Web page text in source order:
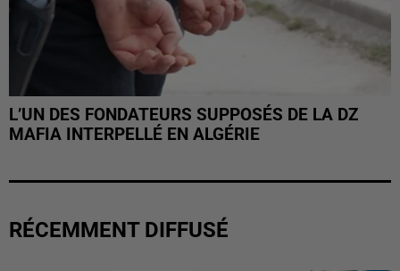
L’UN DES FONDATEURS SUPPOSÉS DE LA DZ
MAFIA INTERPELLÉ EN ALGÉRIE
RÉCEMMENT DIFFUSÉ